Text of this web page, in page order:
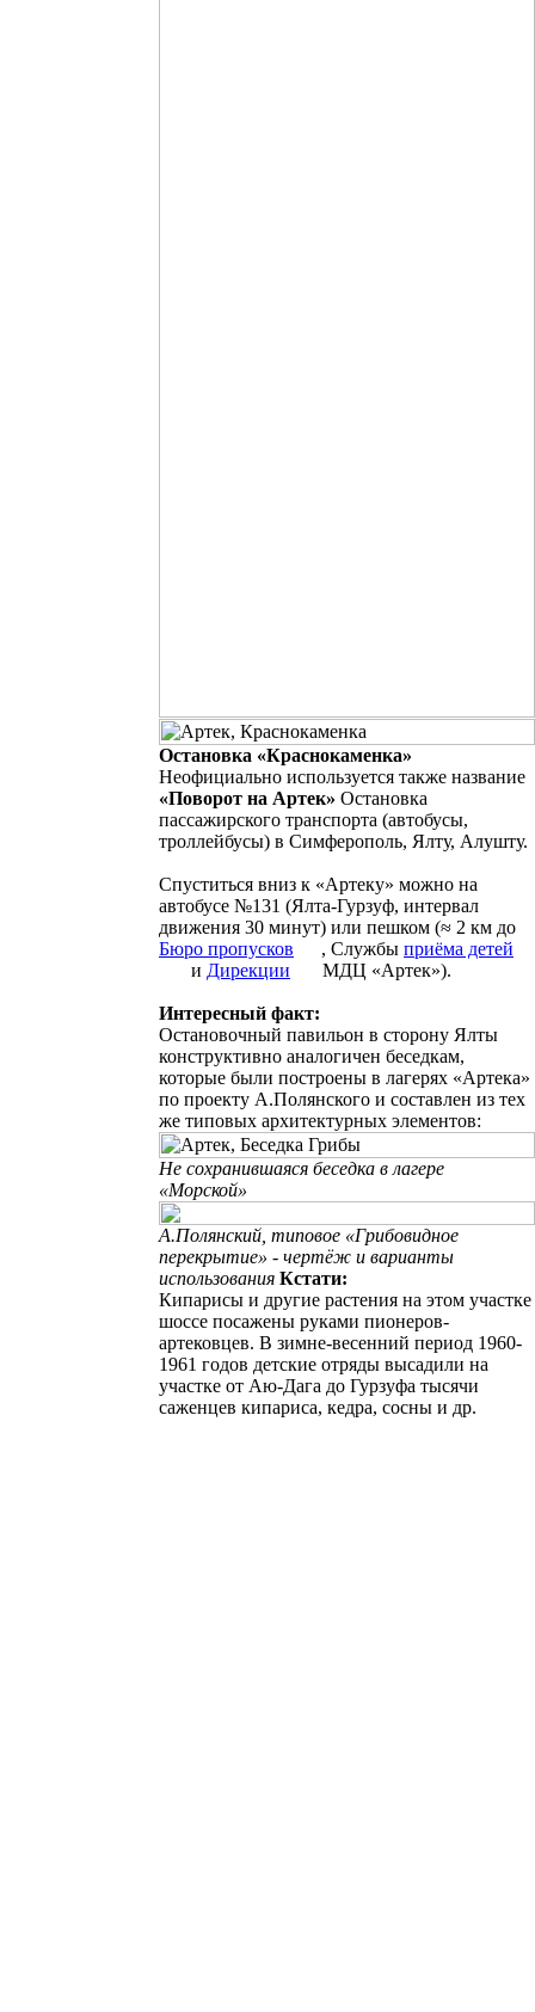
Остановка «Краснокаменка»
Неофициально используется также название
«Поворот на Артек» Остановка
пассажирского транспорта (автобусы,
троллейбусы) в Симферополь, Ялту, Алушту.
Спуститься вниз к «Артеку» можно на
автобусе №131 (Ялта-Гурзуф, интервал
движения 30 минут) или пешком (≈ 2 км до
Бюро пропусков , Службы приёма детей
и Дирекции МДЦ «Артек»).
Интересный факт:
Остановочный павильон в сторону Ялты
конструктивно аналогичен беседкам,
которые были построены в лагерях «Артека»
по проекту А.Полянского и составлен из тех
же типовых архитектурных элементов:
Не сохранившаяся беседка в лагере
«Морской»
А.Полянский, типовое «Грибовидное
перекрытие» - чертёж и варианты
использования Кстати:
Кипарисы и другие растения на этом участке
шоссе посажены руками пионеров-
артековцев. В зимне-весенний период 1960-
1961 годов детские отряды высадили на
участке от Аю-Дага до Гурзуфа тысячи
саженцев кипариса, кедра, сосны и др.